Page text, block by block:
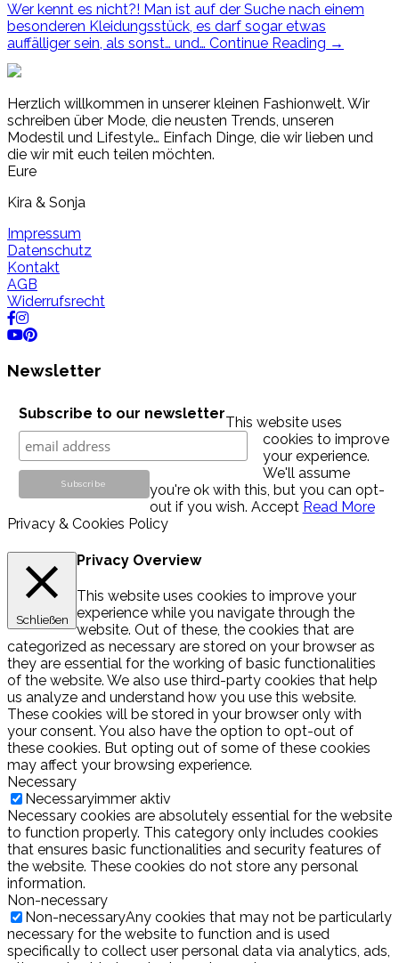
Wer kennt es nicht?! Man ist auf der Suche nach einem
besonderen Kleidungsstück, es darf sogar etwas
auffälliger sein, als sonst… und… Continue Reading →
Herzlich willkommen in unserer kleinen Fashionwelt. Wir
schreiben über Mode, die neusten Trends, unseren
Modestil und Lifestyle… Einfach Dinge, die wir lieben und
die wir mit euch teilen möchten.
Eure
Kira & Sonja
Impressum
Datenschutz
Kontakt
AGB
Widerrufsrecht
Newsletter
Subscribe to our newsletter
This website uses
cookies to improve
your experience.
We'll assume
you're ok with this, but you can opt-
out if you wish. Accept Read More
Privacy & Cookies Policy
Schließen
Privacy Overview
This website uses cookies to improve your
experience while you navigate through the
website. Out of these, the cookies that are
categorized as necessary are stored on your browser as
they are essential for the working of basic functionalities
of the website. We also use third-party cookies that help
us analyze and understand how you use this website.
These cookies will be stored in your browser only with
your consent. You also have the option to opt-out of
these cookies. But opting out of some of these cookies
may affect your browsing experience.
Necessary
Necessaryimmer aktiv
Necessary cookies are absolutely essential for the website
to function properly. This category only includes cookies
that ensures basic functionalities and security features of
the website. These cookies do not store any personal
information.
Non-necessary
Non-necessaryAny cookies that may not be particularly
necessary for the website to function and is used
specifically to collect user personal data via analytics, ads,